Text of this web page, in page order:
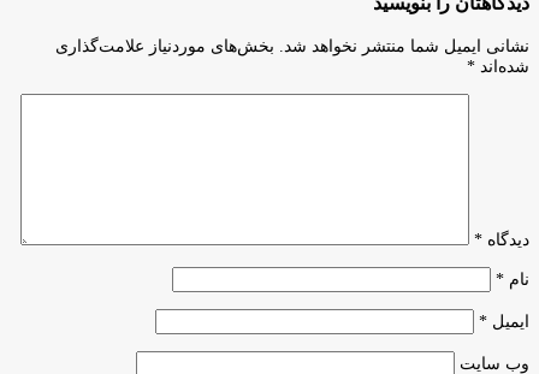
دیجیتال
از
خونی
افزایش
به
۴
نشانی ایمیل شما منتشر نخواهد شد.
بخش‌های موردنیاز علامت‌گذاری
شده‌اند *
دیدگاه *
نام *
ایمیل *
وب‌ سایت